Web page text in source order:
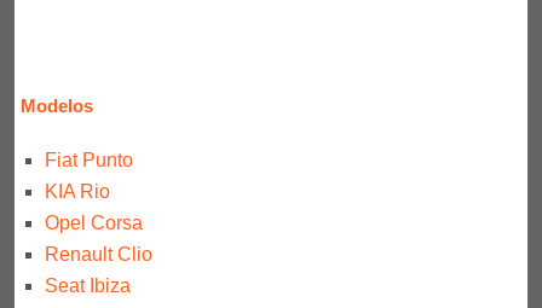
Modelos
Fiat Punto
KIA Rio
Opel Corsa
Renault Clio
Seat Ibiza